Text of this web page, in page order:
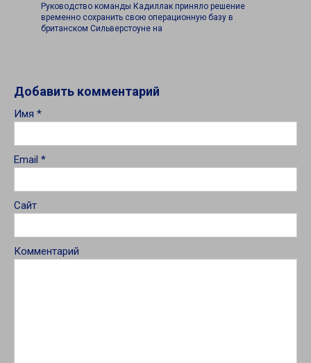
Руководство команды Кадиллак приняло решение
временно сохранить свою операционную базу в
британском Сильверстоуне на
Добавить комментарий
Имя *
Email *
Сайт
Комментарий